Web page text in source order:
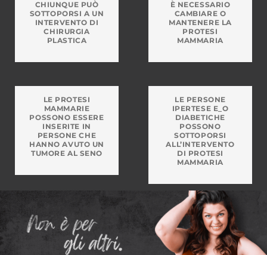
CHIUNQUE PUÒ
SOTTOPORSI A UN
INTERVENTO DI
CHIRURGIA
PLASTICA
È NECESSARIO
CAMBIARE O
MANTENERE LA
PROTESI
MAMMARIA
LE PROTESI
MAMMARIE
POSSONO ESSERE
INSERITE IN
PERSONE CHE
HANNO AVUTO UN
TUMORE AL SENO
LE PERSONE
IPERTESE E_O
DIABETICHE
POSSONO
SOTTOPORSI
ALL’INTERVENTO
DI PROTESI
MAMMARIA